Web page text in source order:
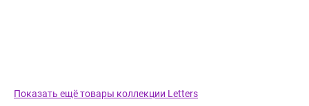
Показать ещё товары коллекции Letters